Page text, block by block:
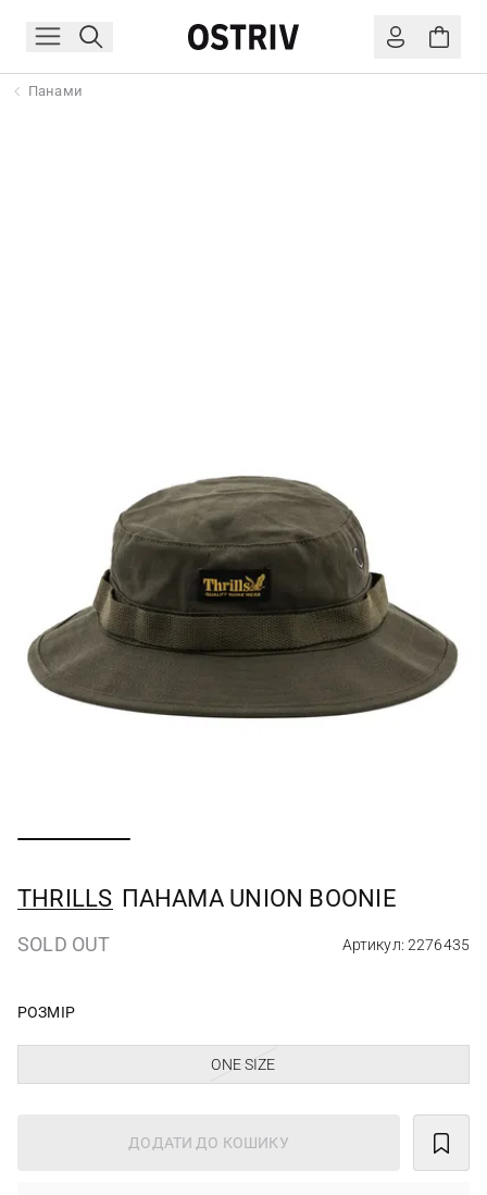
Панами
THRILLS ПАНАМА UNION BOONIE
SOLD OUT Артикул: 2276435
РОЗМІР
ONE SIZE
ДОДАТИ ДО КОШИКУ